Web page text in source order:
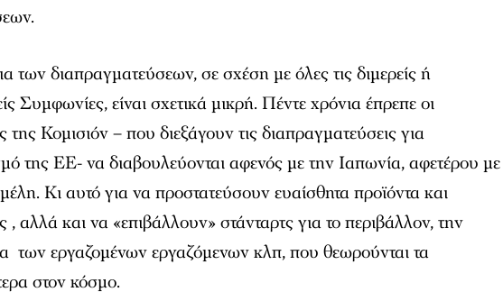
των διαπραγματεύσεων, σε σχέση με όλες τις διμερείς ή
Συμφωνίες, είναι σχετικά μικρή. Πέντε χρόνια έπρεπε οι
της Κομισιόν – που διεξάγουν τις διαπραγματεύσεις για
της ΕΕ- να διαβουλεύονται αφενός με την Ιαπωνία, αφετέρου με
Κι αυτό για να προστατεύσουν ευαίσθητα προϊόντα και
, αλλά και να «επιβάλλουν» στάνταρτς για το περιβάλλον, την
των εργαζομένων εργαζόμενων κλπ, που θεωρούνται τα
στον κόσμο.